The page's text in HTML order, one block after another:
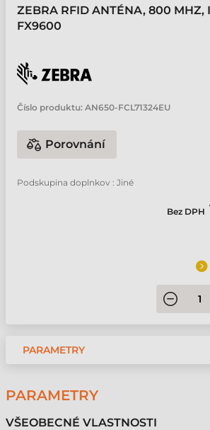
ZEBRA RFID ANTÉNA, 800 MHZ,
FX9600
Číslo produktu: AN650-FCL71324EU
Porovnání
Podskupina doplnkov : Jiné
Bez DPH
PARAMETRY
PARAMETRY
VŠEOBECNÉ VLASTNOSTI